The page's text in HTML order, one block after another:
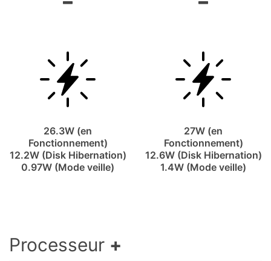
26.3W (en
Fonctionnement)
12.2W (Disk Hibernation)
0.97W (Mode veille)
27W (en
Fonctionnement)
12.6W (Disk Hibernation)
1.4W (Mode veille)
Processeur